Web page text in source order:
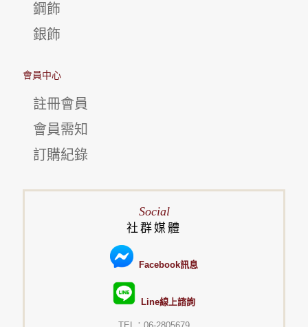
鋼飾
銀飾
會員中心
註冊會員
會員需知
訂購紀錄
Social
社群媒體
Facebook訊息
Line線上諮詢